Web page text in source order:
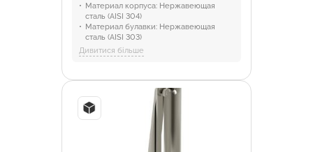
Материал корпуса: Нержавеющая
сталь (AISI 304)
Материал булавки: Нержавеющая
сталь (AISI 303)
Покрытие:Без покрытия, Черное
покрытие
оборудование, Торговля и HoReCa
Дивитися більше